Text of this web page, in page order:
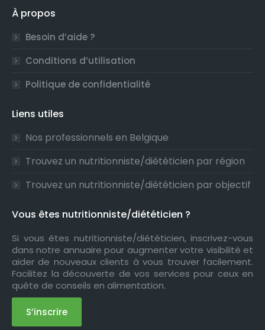
À propos
Besoin d’aide ?
Conditions d’utilisation
Politique de confidentialité
Liens utiles
Nos professionnels en Belgique
Trouvez un nutritionniste/diététicien par région
Trouvez un nutritionniste/diététicien par objectif
Vous êtes nutritionniste/diététicien ?
Si vous êtes nutritionniste/diététicien, inscrivez-vous
dans notre annuaire pour augmenter votre visibilité et
aider de nouveaux clients à vous trouver facilement.
Facilitez la découverte de vos services pour ceux en
quête de conseils en alimentation.
S’inscrire